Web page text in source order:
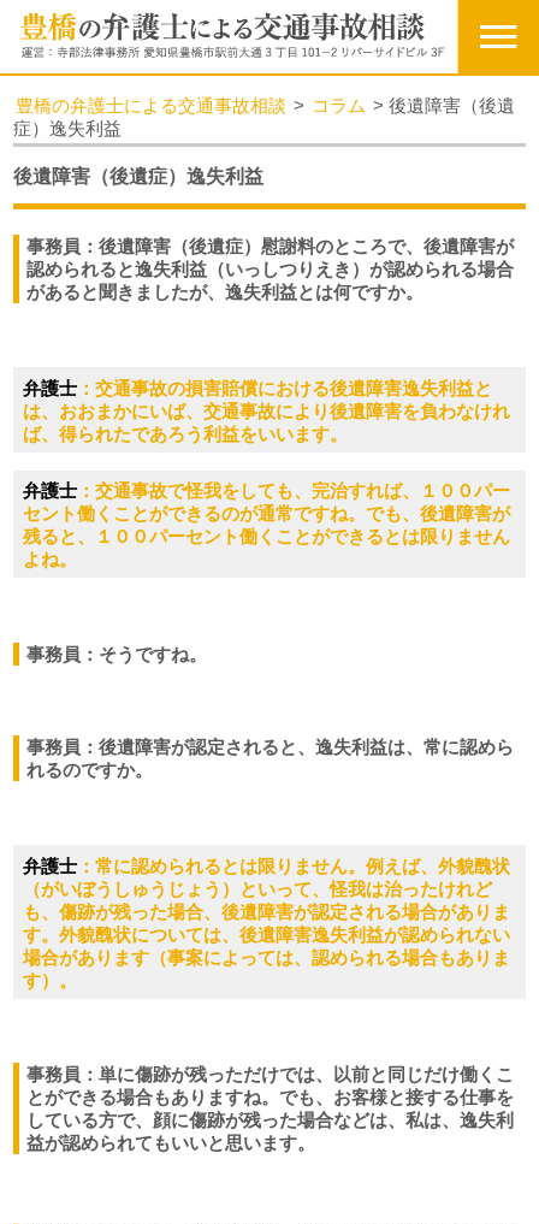
豊橋の弁護士による交通事故相談 > コラム >後遺障害（後遺
症）逸失利益
後遺障害（後遺症）逸失利益
事務員：後遺障害（後遺症）慰謝料のところで、後遺障害が
認められると逸失利益（いっしつりえき）が認められる場合
があると聞きましたが、逸失利益とは何ですか。
弁護士：交通事故の損害賠償における後遺障害逸失利益と
は、おおまかにいば、交通事故により後遺障害を負わなけれ
ば、得られたであろう利益をいいます。
弁護士：交通事故で怪我をしても、完治すれば、１００パー
セント働くことができるのが通常ですね。でも、後遺障害が
残ると、１００パーセント働くことができるとは限りません
よね。
事務員：そうですね。
事務員：後遺障害が認定されると、逸失利益は、常に認めら
れるのですか。
弁護士：常に認められるとは限りません。例えば、外貌醜状
（がいぼうしゅうじょう）といって、怪我は治ったけれど
も、傷跡が残った場合、後遺障害が認定される場合がありま
す。外貌醜状については、後遺障害逸失利益が認められない
場合があります（事案によっては、認められる場合もありま
す）。
事務員：単に傷跡が残っただけでは、以前と同じだけ働くこ
とができる場合もありますね。でも、お客様と接する仕事を
している方で、顔に傷跡が残った場合などは、私は、逸失利
益が認められてもいいと思います。